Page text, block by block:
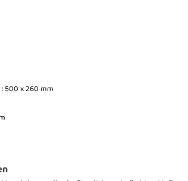
500 x 260 mm